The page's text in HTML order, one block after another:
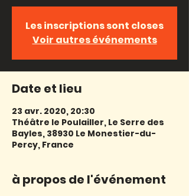
Les inscriptions sont closes
Voir autres événements
Date et lieu
23 avr. 2020, 20:30
Théâtre le Poulailler, Le Serre des
Bayles, 38930 Le Monestier-du-
Percy, France
à propos de l'événement